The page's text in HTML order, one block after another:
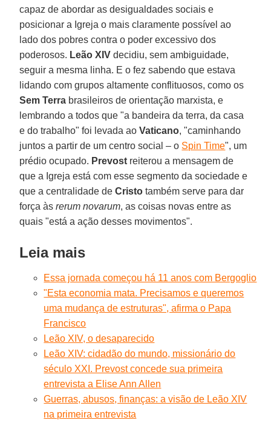
capaz de abordar as desigualdades sociais e
posicionar a Igreja o mais claramente possível ao
lado dos pobres contra o poder excessivo dos
poderosos. Leão XIV decidiu, sem ambiguidade,
seguir a mesma linha. E o fez sabendo que estava
lidando com grupos altamente conflituosos, como os
Sem Terra brasileiros de orientação marxista, e
lembrando a todos que "a bandeira da terra, da casa
e do trabalho" foi levada aoVaticano, "caminhando
juntos a partir de um centro social – o Spin Time", um
prédio ocupado. Prevost reiterou a mensagem de
que a Igreja está com esse segmento da sociedade e
que a centralidade deCristo também serve para dar
força àsrerum novarum, as coisas novas entre as
quais "está a ação desses movimentos".
Leia mais
Essa jornada começou há 11 anos com Bergoglio
"Esta economia mata. Precisamos e queremos
uma mudança de estruturas", afirma o Papa
Francisco
Leão XIV, o desaparecido
Leão XIV: cidadão do mundo, missionário do
século XXI. Prevost concede sua primeira
entrevista a Elise Ann Allen
Guerras, abusos, finanças: a visão de Leão XIV
na primeira entrevista